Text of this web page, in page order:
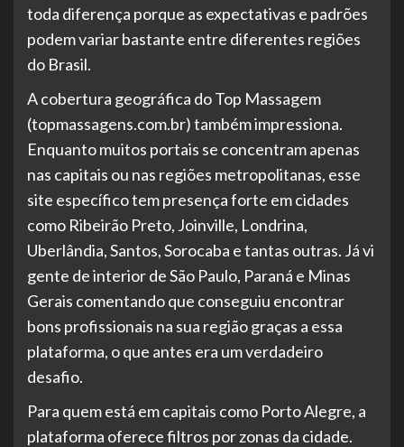
toda diferença porque as expectativas e padrões
podem variar bastante entre diferentes regiões
do Brasil.
A cobertura geográfica do Top Massagem
(topmassagens.com.br) também impressiona.
Enquanto muitos portais se concentram apenas
nas capitais ou nas regiões metropolitanas, esse
site específico tem presença forte em cidades
como Ribeirão Preto, Joinville, Londrina,
Uberlândia, Santos, Sorocaba e tantas outras. Já vi
gente de interior de São Paulo, Paraná e Minas
Gerais comentando que conseguiu encontrar
bons profissionais na sua região graças a essa
plataforma, o que antes era um verdadeiro
desafio.
Para quem está em capitais como Porto Alegre, a
plataforma oferece filtros por zonas da cidade.